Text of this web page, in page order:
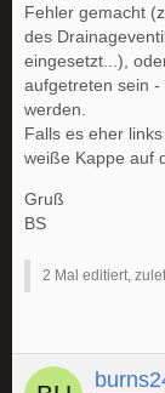
Fehler gemacht
des
eingesetzt...),
aufgetreten sein
werden.
Falls es eher
weiße Kappe auf
Gruß
BS
2 Mal editiert,